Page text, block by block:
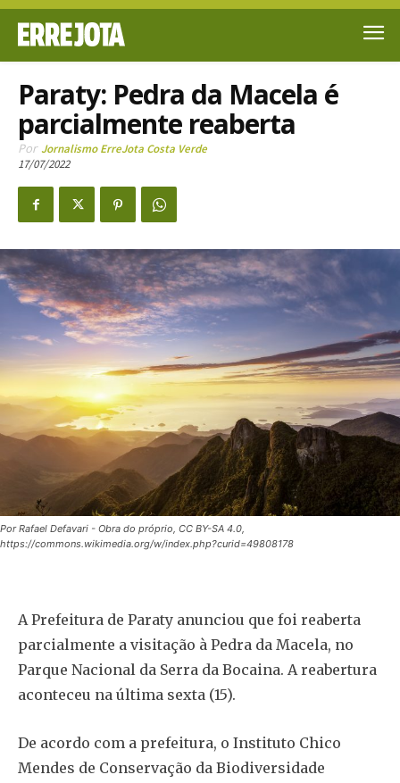
Paraty: Pedra da Macela é
parcialmente reaberta
Por Jornalismo ErreJota Costa Verde
17/07/2022
Por Rafael Defavari - Obra do próprio, CC BY-SA 4.0,
https://commons.wikimedia.org/w/index.php?curid=49808178
A Prefeitura de Paraty anunciou que foi reaberta
parcialmente a visitação à Pedra da Macela, no
Parque Nacional da Serra da Bocaina. A reabertura
aconteceu na última sexta (15).
De acordo com a prefeitura, o Instituto Chico
Mendes de Conservação da Biodiversidade